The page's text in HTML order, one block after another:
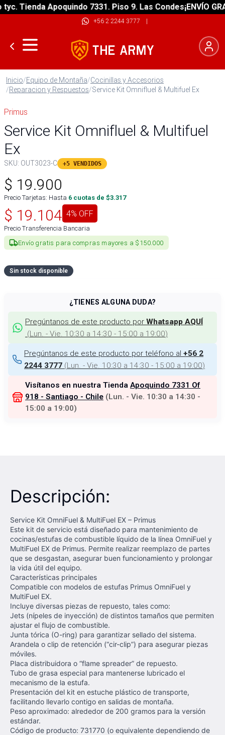
Tienda Apoquindo 7331. Piso 9. Las Condes¡ENVÍO
+56 2 2244 3777 |
Inicio/Equipo de Montaña/Cocinillas y Accesorios
/Reparacion y Respuestos/Service Kit Omnifluel & Multifuel Ex
Primus
Service Kit Omnifluel & Multifuel
Ex
SKU: OUT3023-C +5 VENDIDOS
$ 19.900
Precio Tarjetas: Hasta 6 cuotas de $3.317
$ 19.104 4% OFF
Precio Transferencia Bancaria
Envío gratis para compras mayores a $150.000
Sin stock disponible
¿TIENES ALGUNA DUDA?
Pregúntanos de este producto por Whatsapp AQUÍ
(Lun. - Vie. 10:30 a 14:30 - 15:00 a 19:00)
Pregúntanos de este producto por teléfono al +56 2
2244 3777 (Lun. - Vie. 10:30 a 14:30 - 15:00 a 19:00)
Visítanos en nuestra Tienda Apoquindo 7331 Of
918 - Santiago - Chile (Lun. - Vie. 10:30 a 14:30 -
15:00 a 19:00)
Descripción:
Service Kit OmniFuel & MultiFuel EX – Primus
Este kit de servicio está diseñado para mantenimiento de
cocinas/estufas de combustible líquido de la línea OmniFuel y
MultiFuel EX de Primus. Permite realizar reemplazo de partes
que se desgastan, asegurar buen funcionamiento y prolongar
la vida útil del equipo.
Características principales
Compatible con modelos de estufas Primus OmniFuel y
MultiFuel EX.
Incluye diversas piezas de repuesto, tales como:
Jets (ní­peles de inyección) de distintos tamaños que permiten
ajustar el flujo de combustible.
Junta tórica (O-ring) para garantizar sellado del sistema.
Arandela o clip de retención (“cir-clip”) para asegurar piezas
móviles.
Placa distribuidora o “flame spreader” de repuesto.
Tubo de grasa especial para mantenerse lubricado el
mecanismo de la estufa.
Presentación del kit en estuche plástico de transporte,
facilitando llevarlo contigo en salidas de montaña.
Peso aproximado: alrededor de 200 gramos para la versión
estándar.
Código de producto: 731770 (o equivalente dependiendo de